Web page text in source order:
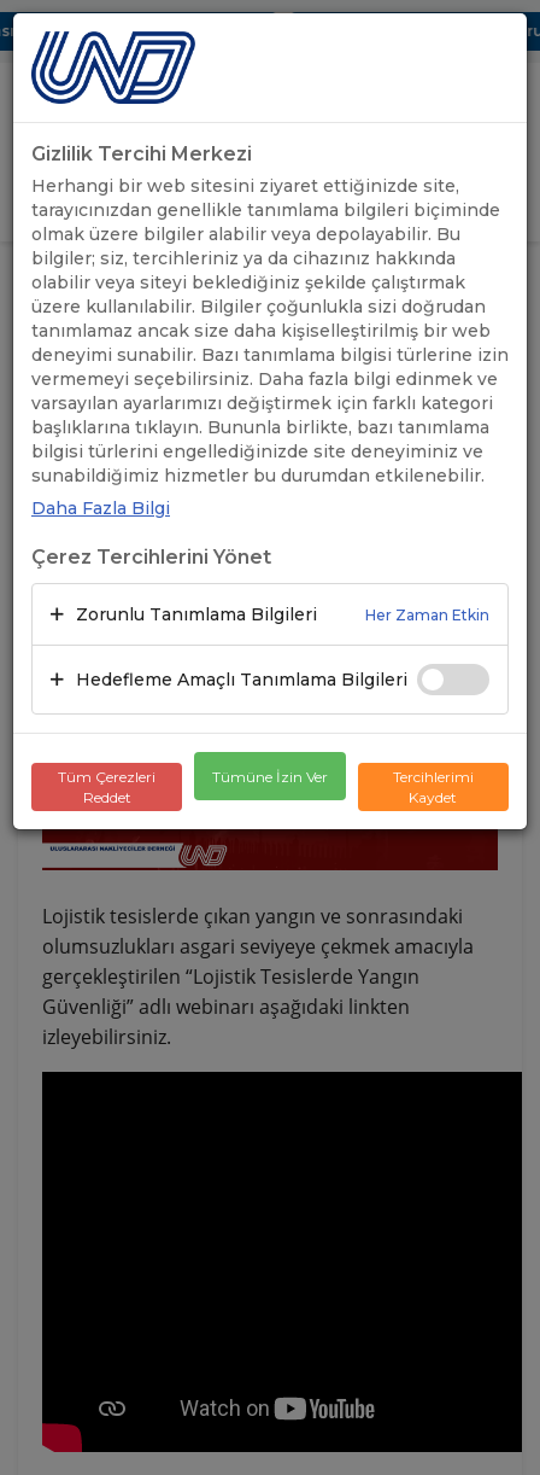
Dijital UBAK Bölümü Hakkında UND, Yunanistan Vize
Uluslararası Nakliyeciler Derneği
GİRİŞ YAP
ANASAYFA /
UND'DEN
HABERLER
/
LOJİSTİK TESİSLERDE YANGIN
GÜVENLİĞİ WEBİNARI
GERÇEKLEŞTİRİLDİ
LOJİSTİK TESİSLERDE
YANGIN GÜVENLİĞİ
WEBİNARI
GERÇEKLEŞTİRİLDİ
Lojistik tesislerde çıkan yangın ve sonrasındaki
olumsuzlukları asgari seviyeye çekmek amacıyla
gerçekleştirilen “Lojistik Tesislerde Yangın
Güvenliği” adlı webinarı aşağıdaki linkten
izleyebilirsiniz.
Gizlilik Tercihi Merkezi
Herhangi bir web sitesini ziyaret ettiğinizde site,
tarayıcınızdan genellikle tanımlama bilgileri biçiminde
olmak üzere bilgiler alabilir veya depolayabilir. Bu
bilgiler; siz, tercihleriniz ya da cihazınız hakkında
olabilir veya siteyi beklediğiniz şekilde çalıştırmak
üzere kullanılabilir. Bilgiler çoğunlukla sizi doğrudan
tanımlamaz ancak size daha kişiselleştirilmiş bir web
deneyimi sunabilir. Bazı tanımlama bilgisi türlerine izin
vermemeyi seçebilirsiniz. Daha fazla bilgi edinmek ve
varsayılan ayarlarımızı değiştirmek için farklı kategori
başlıklarına tıklayın. Bununla birlikte, bazı tanımlama
bilgisi türlerini engellediğinizde site deneyiminiz ve
sunabildiğimiz hizmetler bu durumdan etkilenebilir.
Daha Fazla Bilgi
Çerez Tercihlerini Yönet
Zorunlu Tanımlama Bilgileri Her Zaman Etkin
Hedefleme Amaçlı Tanımlama Bilgileri
Tüm Çerezleri
Reddet
Tümüne İzin Ver
Tercihlerimi
Kaydet